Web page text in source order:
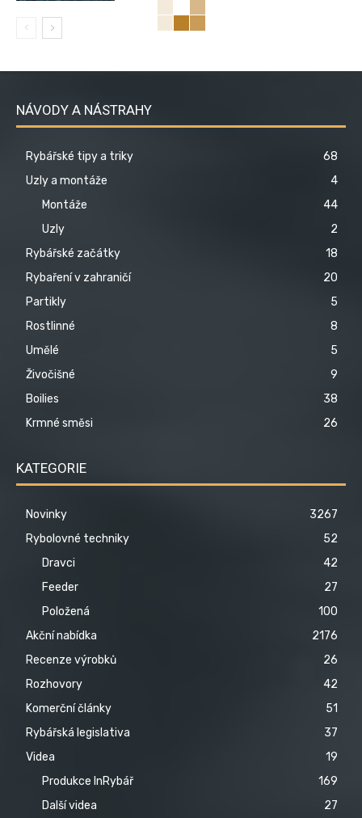
NÁVODY A NÁSTRAHY
Rybářské tipy a triky
68
Uzly a montáže
4
Montáže
44
Uzly
2
Rybářské začátky
18
Rybaření v zahraničí
20
Partikly
5
Rostlinné
8
Umělé
5
Živočišné
9
Boilies
38
Krmné směsi
26
KATEGORIE
Novinky
3267
Rybolovné techniky
52
Dravci
42
Feeder
27
Položená
100
Akční nabídka
2176
Recenze výrobků
26
Rozhovory
42
Komerční články
51
Rybářská legislativa
37
Videa
19
Produkce InRybář
169
Další videa
27